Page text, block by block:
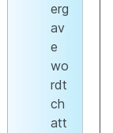
erg
av
e
wo
rdt
ch
att